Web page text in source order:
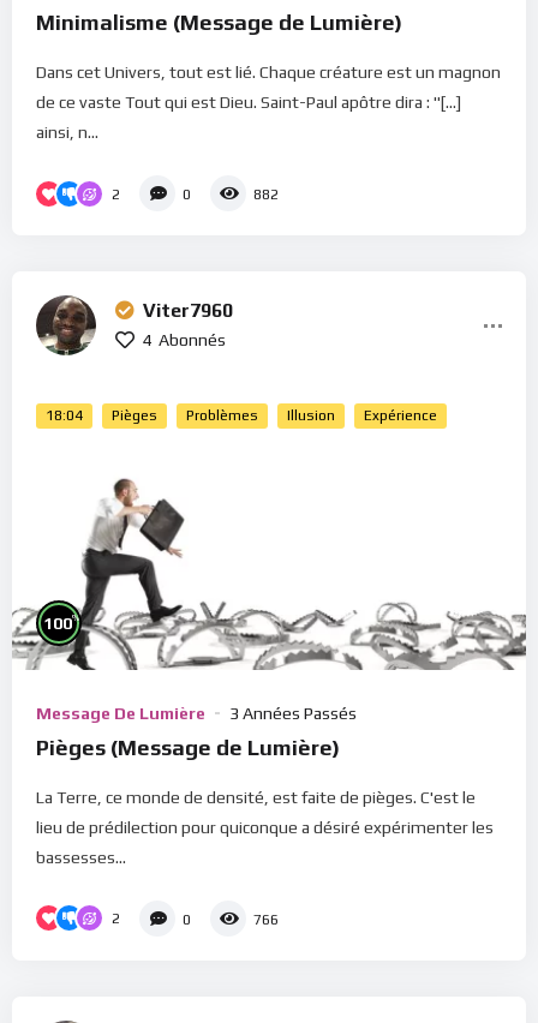
Minimalisme (Message de Lumière)
Dans cet Univers, tout est lié. Chaque créature est un magnon
de ce vaste Tout qui est Dieu. Saint-Paul apôtre dira : "[...]
ainsi, n...
2 0 882
Viter7960
4 Abonnés
18:04 Pièges Problèmes Illusion Expérience
100%
Message De Lumière 3 Années Passés
Pièges (Message de Lumière)
La Terre, ce monde de densité, est faite de pièges. C'est le
lieu de prédilection pour quiconque a désiré expérimenter les
bassesses...
2 0 766